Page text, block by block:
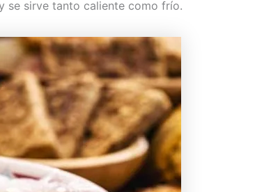
se sirve tanto caliente como frío.